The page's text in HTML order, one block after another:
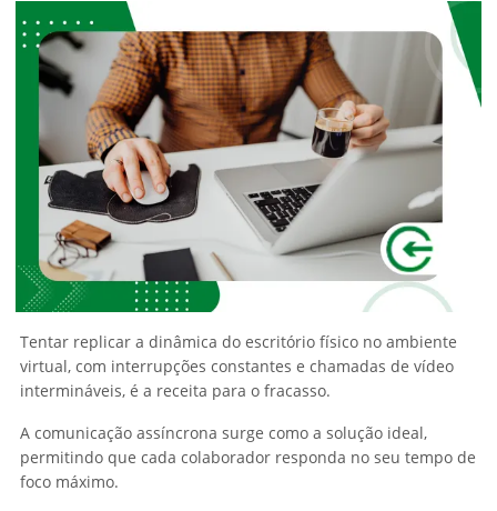
Tentar replicar a dinâmica do escritório físico no ambiente
virtual, com interrupções constantes e chamadas de vídeo
intermináveis, é a receita para o fracasso.
A comunicação assíncrona surge como a solução ideal,
permitindo que cada colaborador responda no seu tempo de
foco máximo.